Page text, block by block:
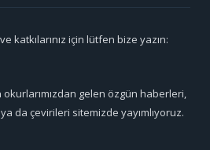
katkılarınız için lütfen bize yazın:
gelen özgün haberleri,
da çevirileri sitemizde yayımlıyoruz.